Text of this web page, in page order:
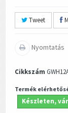
Tweet
Nyomtatás
Cikkszám
Termék
Készleten,